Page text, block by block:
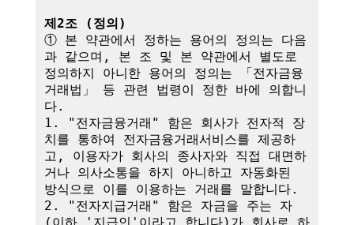
제2조 (정의)
① 본 약관에서 정하는 용어의 정의는 다음
과 같으며, 본 조 및 본 약관에서 별도로
정의하지 아니한 용어의 정의는 「전자금융
거래법」 등 관련 법령이 정한 바에 의합니
다.
1. "전자금융거래" 함은 회사가 전자적 장
치를 통하여 전자금융거래서비스를 제공하
고, 이용자가 회사의 종사자와 직접 대면하
거나 의사소통을 하지 아니하고 자동화된
방식으로 이를 이용하는 거래를 말합니다.
2. "전자지급거래" 함은 자금을 주는 자